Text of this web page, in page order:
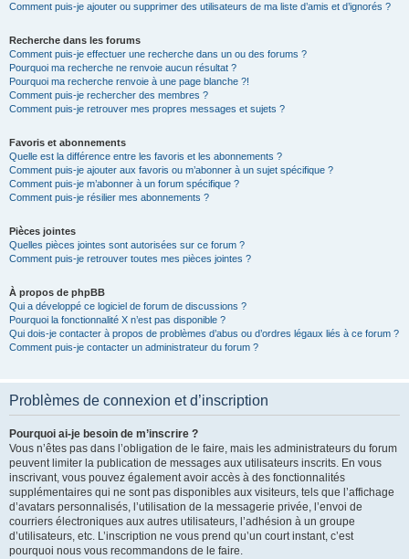
Comment puis-je ajouter ou supprimer des utilisateurs de ma liste d’amis et d’ignorés ?
Recherche dans les forums
Comment puis-je effectuer une recherche dans un ou des forums ?
Pourquoi ma recherche ne renvoie aucun résultat ?
Pourquoi ma recherche renvoie à une page blanche ?!
Comment puis-je rechercher des membres ?
Comment puis-je retrouver mes propres messages et sujets ?
Favoris et abonnements
Quelle est la différence entre les favoris et les abonnements ?
Comment puis-je ajouter aux favoris ou m’abonner à un sujet spécifique ?
Comment puis-je m’abonner à un forum spécifique ?
Comment puis-je résilier mes abonnements ?
Pièces jointes
Quelles pièces jointes sont autorisées sur ce forum ?
Comment puis-je retrouver toutes mes pièces jointes ?
À propos de phpBB
Qui a développé ce logiciel de forum de discussions ?
Pourquoi la fonctionnalité X n’est pas disponible ?
Qui dois-je contacter à propos de problèmes d’abus ou d’ordres légaux liés à ce forum ?
Comment puis-je contacter un administrateur du forum ?
Problèmes de connexion et d’inscription
Pourquoi ai-je besoin de m’inscrire ?
Vous n’êtes pas dans l’obligation de le faire, mais les administrateurs du forum
peuvent limiter la publication de messages aux utilisateurs inscrits. En vous
inscrivant, vous pouvez également avoir accès à des fonctionnalités
supplémentaires qui ne sont pas disponibles aux visiteurs, tels que l’affichage
d’avatars personnalisés, l’utilisation de la messagerie privée, l’envoi de
courriers électroniques aux autres utilisateurs, l’adhésion à un groupe
d’utilisateurs, etc. L’inscription ne vous prend qu’un court instant, c’est
pourquoi nous vous recommandons de le faire.